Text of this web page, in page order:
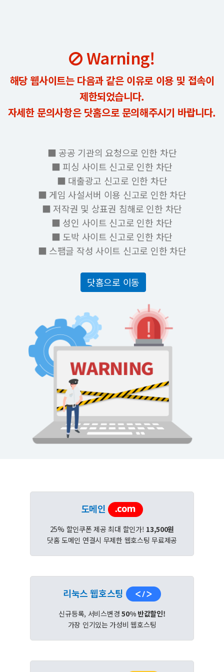
Warning!
해당 웹사이트는 다음과 같은 이유로 이용 및 접속이
제한되었습니다.
자세한 문의사항은 닷홈으로 문의해주시기 바랍니다.
■ 공공 기관의 요청으로 인한 차단
■ 피싱 사이트 신고로 인한 차단
■ 대출광고 신고로 인한 차단
■ 게임 사설서버 이용 신고로 인한 차단
■ 저작권 및 상표권 침해로 인한 차단
■ 성인 사이트 신고로 인한 차단
■ 도박 사이트 신고로 인한 차단
■ 스팸글 작성 사이트 신고로 인한 차단
닷홈으로 이동
도메인
25% 할인쿠폰 제공 최대 할인가! 13,500원
닷홈 도메인 연결시 무제한 웹호스팅 무료제공
리눅스 웹호스팅
신규등록, 서비스변경50% 반값할인!
가장 인기있는 가성비 웹호스팅